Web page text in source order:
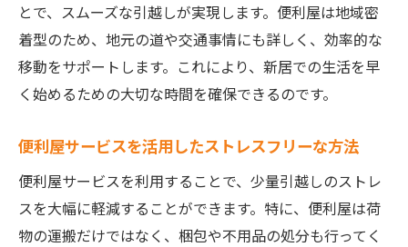
とで、スムーズな引越しが実現します。便利屋は地域密
着型のため、地元の道や交通事情にも詳しく、効率的な
移動をサポートします。これにより、新居での生活を早
く始めるための大切な時間を確保できるのです。
便利屋サービスを活用したストレスフリーな方法
便利屋サービスを利用することで、少量引越しのストレ
スを大幅に軽減することができます。特に、便利屋は荷
物の運搬だけではなく、梱包や不用品の処分も行ってく